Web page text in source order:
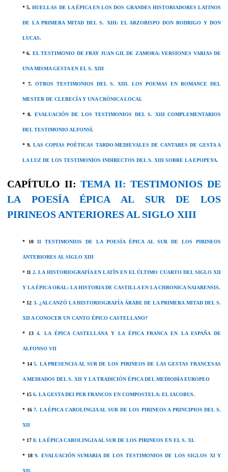
* 5.HUELLAS DE LA ÉPICA EN LOS DOS GRANDES HISTORIADORES LATINOS
DE LA PRIMERA MITAD DEL S. XIII: EL ARZOBISPO DON RODRIGO Y DON
LUCAS.
* 6. EL TESTIMONIO DE FRAY JUAN GIL DE ZAMORA: VERSIONES VARIAS DE
UNA MISMA GESTA EN EL S. XIII
* 7. OTROS TESTIMONIOS DEL S. XIII. LOS POEMAS EN ROMANCE DEL
MESTER DE CLERECÍA Y UNA CRÓNICA LOCAL
* 8. EVALUACIÓN DE LOS TESTIMONIOS DEL S. XIII COMPLEMENTARIOS
DEL TESTIMONIO ALFONSÍ.
* 9.LAS COPIAS POÉTICAS TARDO-MEDIEVALES DE CANTARES DE GESTA A
LA LUZ DE LOS TESTIMONIOS INDIRECTOS DEL S. XIII SOBRE LA EPOPEYA.
CAPÍTULO II:TEMA II: TESTIMONIOS DE
LA POESÍA ÉPICA AL SUR DE LOS
PIRINEOS ANTERIORES AL SIGLO XIII
* 10 II TESTIMONIOS DE LA POESÍA ÉPICA AL SUR DE LOS PIRINEOS
ANTERIORES AL SIGLO XIII
* 112. LA HISTORIOGRAFÍA EN LATÍN EN EL ÚLTIMO CUARTO DEL SIGLO XII
Y LA ÉPICA ORAL: LA HISTORIA DE CASTILLA EN LA CHRONICA NAIARENSIS.
* 12 3. ¿ALCANZÓ LA HISTORIOGRAFÍA ÁRABE DE LA PRIMERA MITAD DEL S.
XII A CONOCER UN CANTO ÉPICO CASTELLANO?
* 134. LA ÉPICA CASTELLANA Y LA ÉPICA FRANCA EN LA ESPAÑA DE
ALFONSO VII
* 145. LA PRESENCIA AL SUR DE LOS PIRINEOS DE LAS GESTAS FRANCESAS
A MEDIADOS DEL S. XII Y LA TRADICIÓN ÉPICA DEL MEDIODÍA EUROPEO
* 15 6. LA GESTA DEI PER FRANCOS EN COMPOSTELA: EL IACOBUS.
* 167. LA ÉPICA CAROLINGIA AL SUR DE LOS PIRINEOS A PRINCIPIOS DEL S.
XII
* 17 8. LA ÉPICA CAROLINGIA AL SUR DE LOS PIRINEOS EN EL S. XI.
* 18 9. EVALUACIÓN SUMARIA DE LOS TESTIMONIOS DE LOS SIGLOS XI Y
XII.